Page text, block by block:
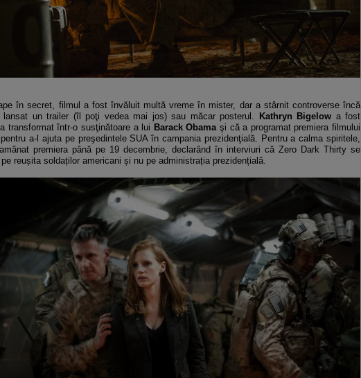
în secret, filmul a fost învăluit multă vreme în mister, dar a stârnit controverse încă
un trailer (îl poţi vedea mai jos) sau măcar posterul.
Kathryn Bigelow a fost
transformat într-o susţinătoare a lui Barack Obamaşi că a programat premiera filmului
a-l ajuta pe preşedintele SUA în campania prezidenţială. Pentru a calma spiritele,
premiera până pe 19 decembrie, declarând în interviuri că Zero Dark Thirty se
reușita soldaților americani și nu pe administrația prezidențială.